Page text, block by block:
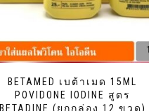
BETAMED เบต้าเมด 15ML
POVIDONE IODINE สูตร
BETADINE (ยกกล่อง 12 ขวด)